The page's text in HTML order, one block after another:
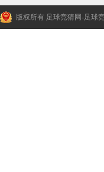
版权所有 足球竞猜网-足球